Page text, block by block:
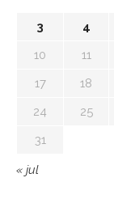
3
4
10
11
17
18
24
25
31
« jul